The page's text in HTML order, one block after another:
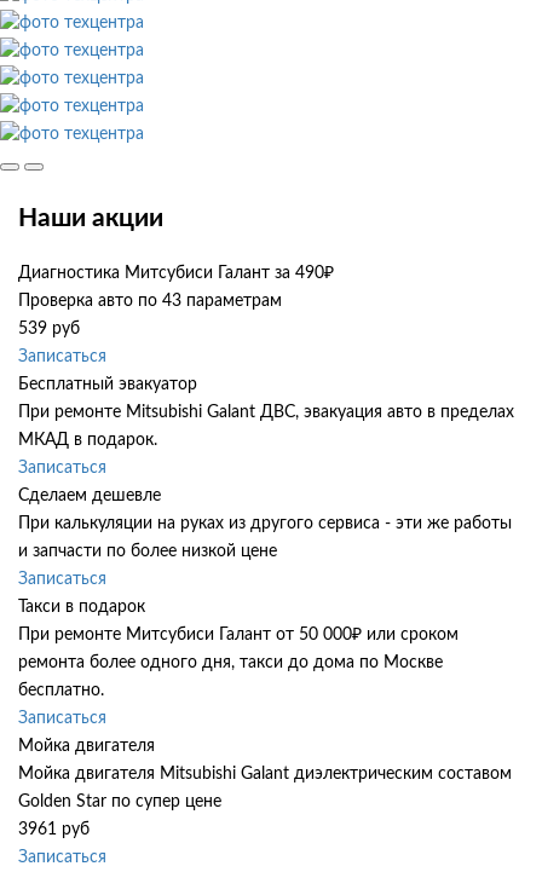
Наши акции
Диагностика Митсубиси Галант за 490₽
Проверка авто по 43 параметрам
539 руб
Записаться
Бесплатный эвакуатор
При ремонте Mitsubishi Galant ДВС, эвакуация авто в пределах
МКАД в подарок.
Записаться
Сделаем дешевле
При калькуляции на руках из другого сервиса - эти же работы
и запчасти по более низкой цене
Записаться
Такси в подарок
При ремонте Митсубиси Галант от 50 000₽ или сроком
ремонта более одного дня, такси до дома по Москве
бесплатно.
Записаться
Мойка двигателя
Мойка двигателя Mitsubishi Galant диэлектрическим составом
Golden Star по супер цене
3961 руб
Записаться